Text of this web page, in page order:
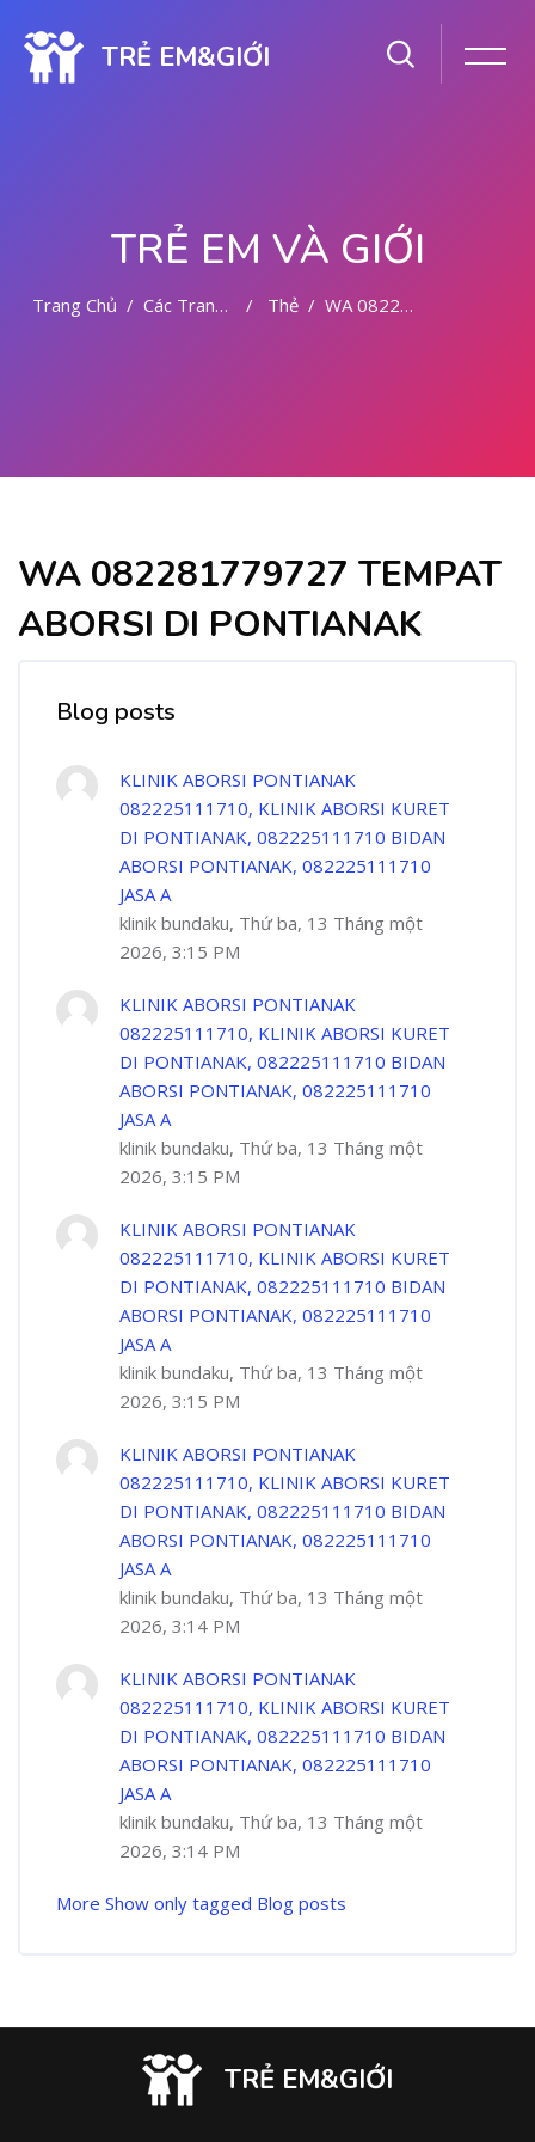
TRẺ EM&GIỚI
TRẺ EM VÀ GIỚI
Trang Chủ Các Trang Của Hệ Thống Thẻ WA 082281779727 TEMPAT ABORSI DI PONTIANAK
WA 082281779727 TEMPAT
ABORSI DI PONTIANAK
Blog posts
KLINIK ABORSI PONTIANAK
082225111710, KLINIK ABORSI KURET
DI PONTIANAK, 082225111710 BIDAN
ABORSI PONTIANAK, 082225111710
JASA A
klinik bundaku, Thứ ba, 13 Tháng một
2026, 3:15 PM
KLINIK ABORSI PONTIANAK
082225111710, KLINIK ABORSI KURET
DI PONTIANAK, 082225111710 BIDAN
ABORSI PONTIANAK, 082225111710
JASA A
klinik bundaku, Thứ ba, 13 Tháng một
2026, 3:15 PM
KLINIK ABORSI PONTIANAK
082225111710, KLINIK ABORSI KURET
DI PONTIANAK, 082225111710 BIDAN
ABORSI PONTIANAK, 082225111710
JASA A
klinik bundaku, Thứ ba, 13 Tháng một
2026, 3:15 PM
KLINIK ABORSI PONTIANAK
082225111710, KLINIK ABORSI KURET
DI PONTIANAK, 082225111710 BIDAN
ABORSI PONTIANAK, 082225111710
JASA A
klinik bundaku, Thứ ba, 13 Tháng một
2026, 3:14 PM
KLINIK ABORSI PONTIANAK
082225111710, KLINIK ABORSI KURET
DI PONTIANAK, 082225111710 BIDAN
ABORSI PONTIANAK, 082225111710
JASA A
klinik bundaku, Thứ ba, 13 Tháng một
2026, 3:14 PM
More Show only tagged Blog posts
TRẺ EM&GIỚI